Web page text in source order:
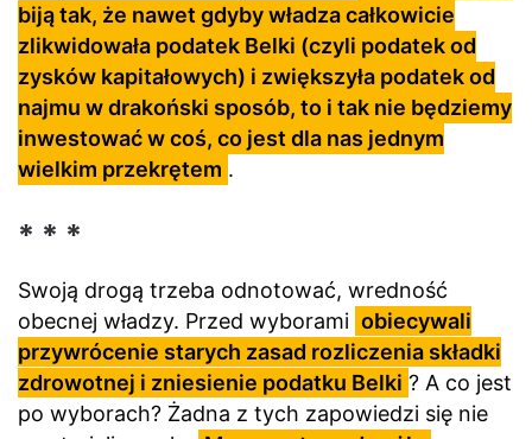
biją tak, że nawet gdyby władza całkowicie
zlikwidowała podatek Belki (czyli podatek od
zysków kapitałowych) i zwiększyła podatek od
najmu w drakoński sposób, to i tak nie będziemy
inwestować w coś, co jest dla nas jednym
wielkim przekrętem .
* * *
Swoją drogą trzeba odnotować, wredność
obecnej władzy. Przed wyborami obiecywali
przywrócenie starych zasad rozliczenia składki
zdrowotnej i zniesienie podatku Belki ? A co jest
po wyborach? Żadna z tych zapowiedzi się nie